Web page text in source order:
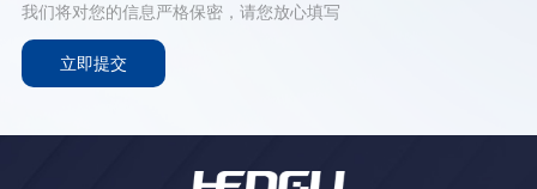
我们将对您的信息严格保密，请您放心填写